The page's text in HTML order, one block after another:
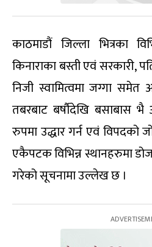
काठमाडौं जिल्ला भित्रका
किनाराका बस्ती एवं सरकारी,
निजी स्वामित्वमा जग्गा
तबरबाट बर्षौदेखि बसाबास
रुपमा उद्धार गर्न एवं
एकैपटक विभिन्न स्थानहरुमा
गरेको सूचनामा उल्लेख छ ।